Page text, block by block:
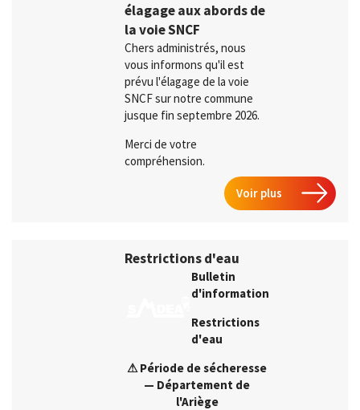
élagage aux abords de
la voie SNCF
Chers administrés, nous
vous informons qu'il est
prévu l'élagage de la voie
SNCF sur notre commune
jusque fin septembre 2026.
Merci de votre
compréhension.
Voir plus
Restrictions d'eau
Bulletin
d'information
Restrictions
d'eau
⚠ Période de sécheresse
— Département de
l'Ariège